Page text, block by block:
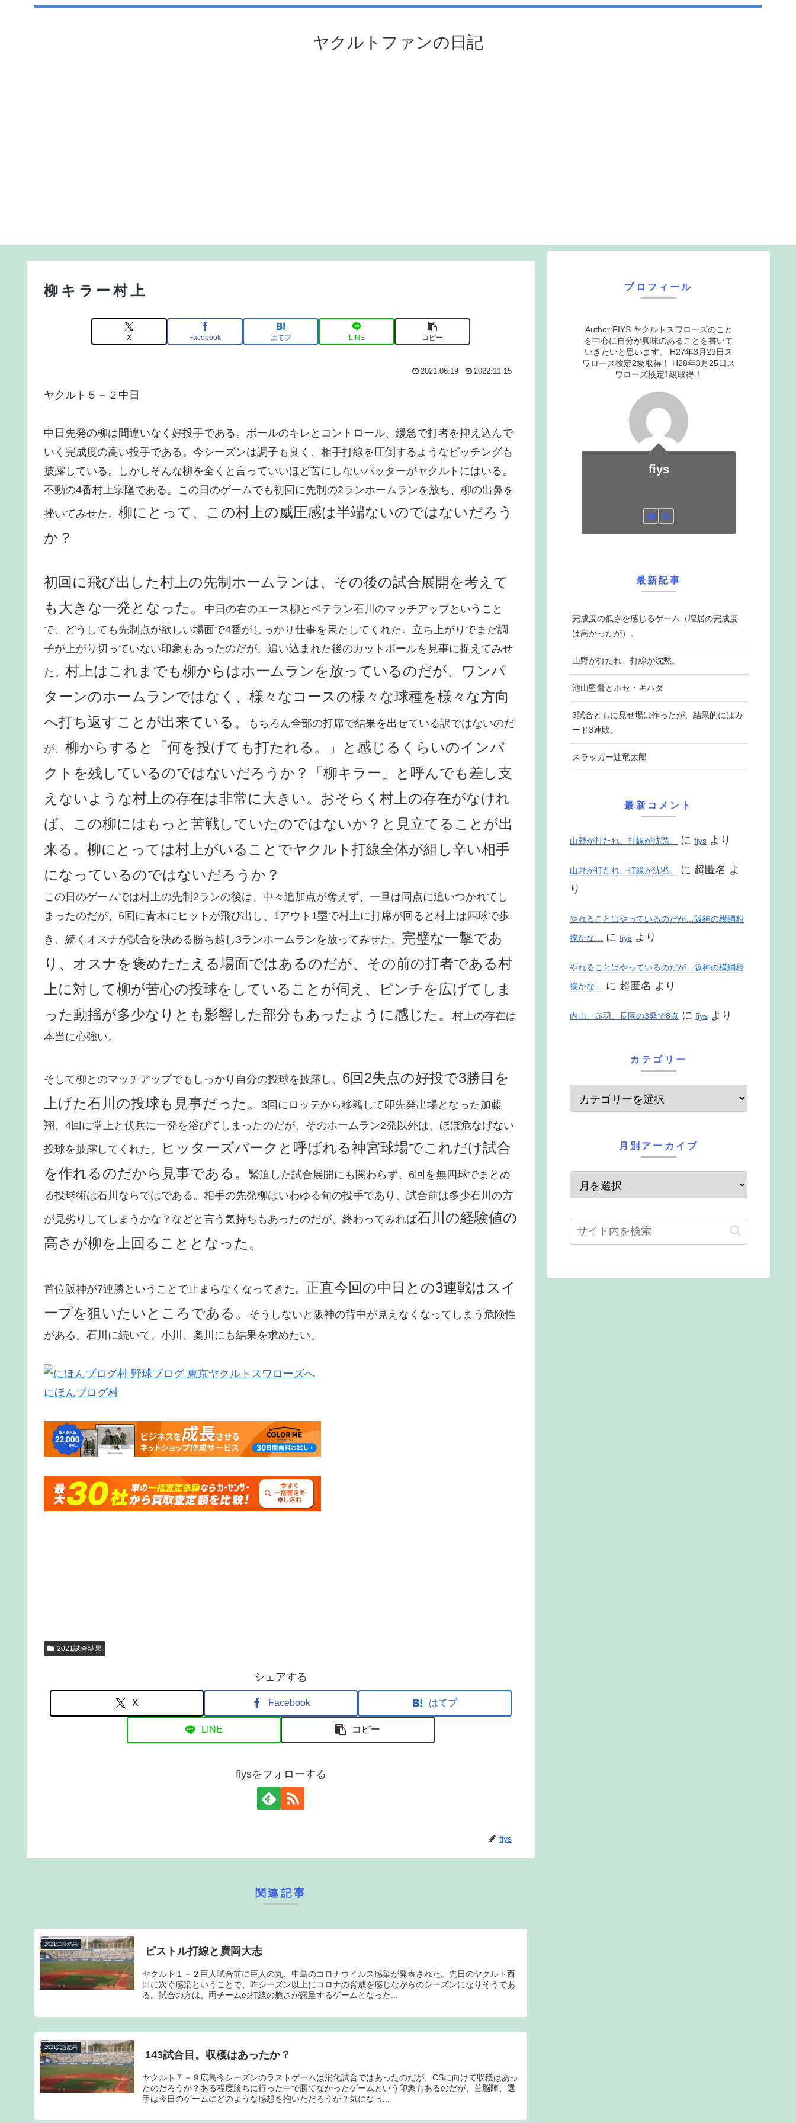
ヤクルトファンの日記
柳キラー村上
X Facebook はてブ LINE コピー
2021.06.19 2022.11.15
ヤクルト５－２中日
中日先発の柳は間違いなく好投手である。ボールのキレとコントロール、緩急で打者を抑え込んで
いく完成度の高い投手である。今シーズンは調子も良く、相手打線を圧倒するようなピッチングも
披露している。しかしそんな柳を全くと言っていいほど苦にしないバッターがヤクルトにはいる。
不動の4番村上宗隆である。この日のゲームでも初回に先制の2ランホームランを放ち、柳の出鼻を
挫いてみせた。 柳にとって、この村上の威圧感は半端ないのではないだろう
か？
初回に飛び出した村上の先制ホームランは、その後の試合展開を考えて
も大きな一発となった。
中日の右のエース柳とベテラン石川のマッチアップということ
で、どうしても先制点が欲しい場面で4番がしっかり仕事を果たしてくれた。立ち上がりでまだ調
子が上がり切っていない印象もあったのだが、追い込まれた後のカットボールを見事に捉えてみせ
た。 村上はこれまでも柳からはホームランを放っているのだが、ワンパ
ターンのホームランではなく、様々なコースの様々な球種を様々な方向
へ打ち返すことが出来ている。
もちろん全部の打席で結果を出せている訳ではないのだ
が、 柳からすると「何を投げても打たれる。」と感じるくらいのインパ
クトを残しているのではないだろうか？「柳キラー」と呼んでも差し支
えないような村上の存在は非常に大きい。おそらく村上の存在がなけれ
ば、この柳にはもっと苦戦していたのではないか？と見立てることが出
来る。柳にとっては村上がいることでヤクルト打線全体が組し辛い相手
になっているのではないだろうか？
この日のゲームでは村上の先制2ランの後は、中々追加点が奪えず、一旦は同点に追いつかれてし
まったのだが、6回に青木にヒットが飛び出し、1アウト1塁で村上に打席が回ると村上は四球で歩
き、続くオスナが試合を決める勝ち越し3ランホームランを放ってみせた。 完璧な一撃であ
り、オスナを褒めたたえる場面ではあるのだが、その前の打者である村
上に対して柳が苦心の投球をしていることが伺え、ピンチを広げてしま
った動揺が多少なりとも影響した部分もあったように感じた。
村上の存在は
本当に心強い。
そして柳とのマッチアップでもしっかり自分の投球を披露し、 6回2失点の好投で3勝目を
上げた石川の投球も見事だった。
3回にロッテから移籍して即先発出場となった加藤
翔、4回に堂上と伏兵に一発を浴びてしまったのだが、そのホームラン2発以外は、ほぼ危なげない
投球を披露してくれた。
ヒッターズパークと呼ばれる神宮球場でこれだけ試合
を作れるのだから見事である。
緊迫した試合展開にも関わらず、6回を無四球でまとめ
る投球術は石川ならではである。相手の先発柳はいわゆる旬の投手であり、試合前は多少石川の方
が見劣りしてしまうかな？などと言う気持ちもあったのだが、終わってみれば石川の経験値の
高さが柳を上回ることとなった。
首位阪神が7連勝ということで止まらなくなってきた。 正直今回の中日との3連戦はスイ
ープを狙いたいところである。
そうしないと阪神の背中が見えなくなってしまう危険性
がある。石川に続いて、小川、奥川にも結果を求めたい。
にほんブログ村
2021試合結果
シェアする
X Facebook はてブ
LINE コピー
fiysをフォローする
fiys
関連記事
2021試合結果
ピストル打線と廣岡大志
ヤクルト１－２巨人試合前に巨人の丸、中島のコロナウイルス感染が発表された。先日のヤクルト西
田に次ぐ感染ということで、昨シーズン以上にコロナの脅威を感じながらのシーズンになりそうであ
る。試合の方は、両チームの打線の脆さが露呈するゲームとなった...
2021試合結果
143試合目。収穫はあったか？
ヤクルト７－９広島今シーズンのラストゲームは消化試合ではあったのだが、CSに向けて収穫はあっ
たのだろうか？ある程度勝ちに行った中で勝てなかったゲームという印象もあるのだが、首脳陣、選
手は今日のゲームにどのような感想を抱いただろうか？気になっ...
プロフィール
Author:FIYS ヤクルトスワローズのこと
を中心に自分が興味のあることを書いて
いきたいと思います。 H27年3月29日ス
ワローズ検定2級取得！ H28年3月25日ス
ワローズ検定1級取得！
fiys
最新記事
完成度の低さを感じるゲーム（増居の完成度
は高かったが）。
山野が打たれ、打線が沈黙。
池山監督とホセ・キハダ
3試合ともに見せ場は作ったが、結果的にはカ
ード3連敗。
スラッガー辻竜太郎
最新コメント
山野が打たれ、打線が沈黙。 に fiys より
山野が打たれ、打線が沈黙。 に 超匿名 よ
り
やれることはやっているのだが…阪神の横綱相
撲かな… に fiys より
やれることはやっているのだが…阪神の横綱相
撲かな… に 超匿名 より
内山、赤羽、長岡の3発で8点 に fiys より
カテゴリー
月別アーカイブ